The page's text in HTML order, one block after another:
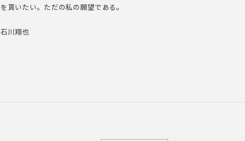
を貰いたい。ただの私の願望である。
石川翔也